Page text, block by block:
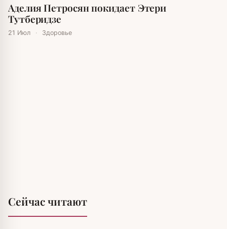
Аделия Петросян покидает Этери
Тутберидзе
21 Июл · Здоровье
Сейчас читают